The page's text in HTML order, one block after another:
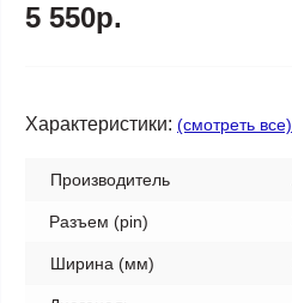
5 550р.
Характеристики: (смотреть все)
Производитель
Разъем (pin)
Ширина (мм)